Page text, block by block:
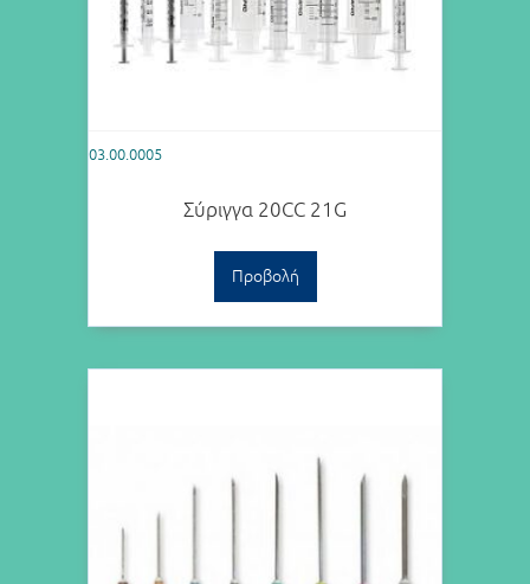
03.00.0005
Σύριγγα 20CC 21G
Προβολή